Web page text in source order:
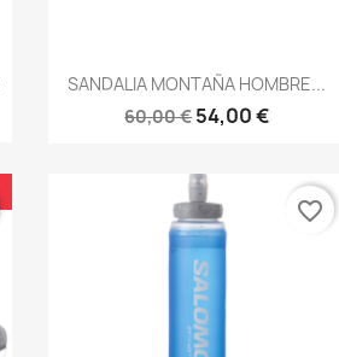
Vista rápida
SANDALIA MONTAÑA HOMBRE...
60,00 €54,00 €
favorite_border